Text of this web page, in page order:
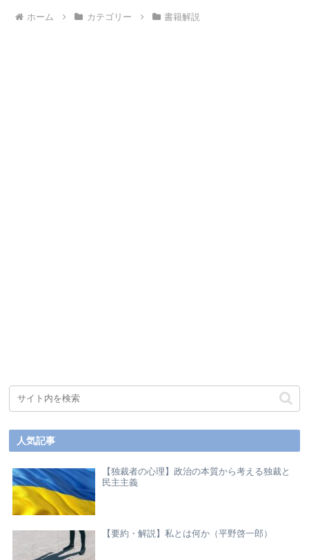
ホーム カテゴリー 書籍解説
人気記事
【独裁者の心理】政治の本質から考える独裁と
民主主義
【要約・解説】私とは何か（平野啓一郎）